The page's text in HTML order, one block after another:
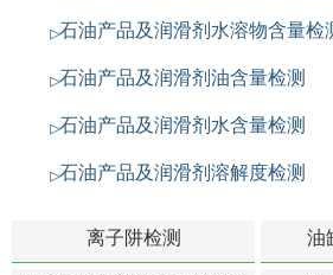
石油产品及润滑剂水溶物含量检
石油产品及润滑剂油含量检测
石油产品及润滑剂水含量检测
石油产品及润滑剂溶解度检测
离子阱检测 油